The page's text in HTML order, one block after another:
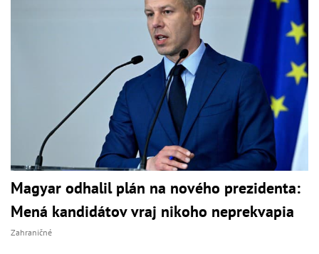
Magyar odhalil plán na nového prezidenta:
Mená kandidátov vraj nikoho neprekvapia
Zahraničné